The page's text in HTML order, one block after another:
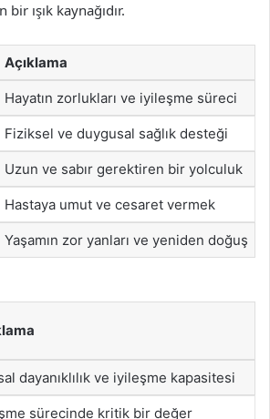
ışık kaynağıdır.
Açıklama
Hayatın zorlukları ve iyileşme süreci
Fiziksel ve duygusal sağlık desteği
Uzun ve sabır gerektiren bir yolculuk
Hastaya umut ve cesaret vermek
Yaşamın zor yanları ve yeniden doğuş
dayanıklılık ve iyileşme kapasitesi
sürecinde kritik bir değer